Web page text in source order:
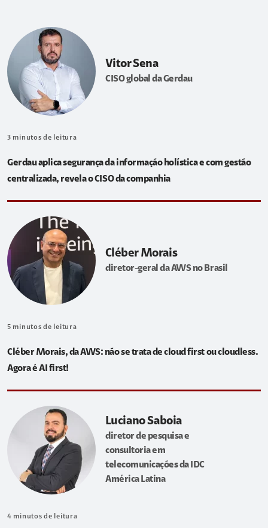
Vitor Sena
CISO global da Gerdau
3 minutos de leitura
Gerdau aplica segurança da informação holística e com gestão
centralizada, revela o CISO da companhia
Cléber Morais
diretor-geral da AWS no Brasil
5 minutos de leitura
Cléber Morais, da AWS: não se trata de cloud first ou cloudless.
Agora é AI first!
Luciano Saboia
diretor de pesquisa e
consultoria em
telecomunicações da IDC
América Latina
4 minutos de leitura